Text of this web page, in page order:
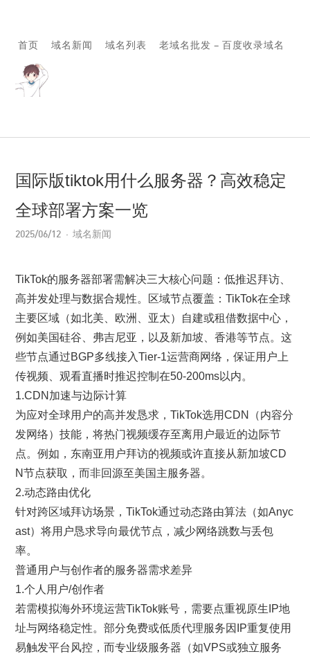
首页 域名新闻 域名列表 老域名批发 – 百度收录域名
国际版tiktok用什么服务器？高效稳定
全球部署方案一览
2025/06/12 域名新闻
TikTok的服务器部署需解决三大核心问题：低推迟拜访、
高并发处理与数据合规性。区域节点覆盖：TikTok在全球
主要区域（如北美、欧洲、亚太）自建或租借数据中心，
例如美国硅谷、弗吉尼亚，以及新加坡、香港等节点。这
些节点通过BGP多线接入Tier-1运营商网络，保证用户上
传视频、观看直播时推迟控制在50-200ms以内。
1.CDN加速与边际计算
为应对全球用户的高并发恳求，TikTok选用CDN（内容分
发网络）技能，将热门视频缓存至离用户最近的边际节
点。例如，东南亚用户拜访的视频或许直接从新加坡CD
N节点获取，而非回源至美国主服务器。
2.动态路由优化
针对跨区域拜访场景，TikTok通过动态路由算法（如Anyc
ast）将用户恳求导向最优节点，减少网络跳数与丢包
率。
普通用户与创作者的服务器需求差异
1.个人用户/创作者
若需模拟海外环境运营TikTok账号，需要点重视原生IP地
址与网络稳定性。部分免费或低质代理服务因IP重复使用
易触发平台风控，而专业级服务器（如VPS或独立服务